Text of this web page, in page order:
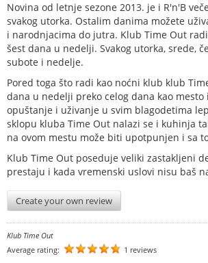
Novina od letnje sezone 2013. je i R'n'B
svakog utorka. Ostalim danima možete
i narodnjacima do jutra. Klub Time Out
šest dana u nedelji. Svakog utorka, srede,
subote i nedelje.
Pored toga što radi kao noćni klub klub
dana u nedelji preko celog dana kao mesto
opuštanje i uživanje u svim blagodetima
sklopu kluba Time Out nalazi se i kuhinja
na ovom mestu može biti upotpunjen i sa
Klub Time Out poseduje veliki zastakljeni
prestaju i kada vremenski uslovi nisu baš
Create your own review
Klub Time Out
Average rating:
1 reviews